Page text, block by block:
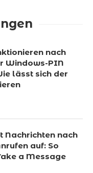
nach
Windows-PIN
lässt sich der
Nachrichten nach
auf: So
a Message